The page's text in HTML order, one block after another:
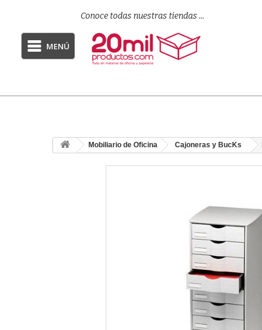
Conoce todas nuestras tiendas ...
MENÚ
Mobiliario de Oficina Cajoneras y BucKs